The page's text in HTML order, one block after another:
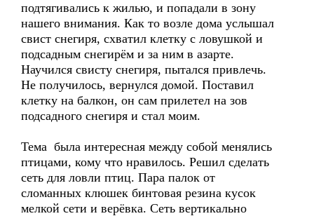
подтягивались к жилью, и попадали в зону
нашего внимания. Как то возле дома услышал
свист снегиря, схватил клетку с ловушкой и
подсадным снегирём и за ним в азарте.
Научился свисту снегиря, пытался привлечь.
Не получилось, вернулся домой. Поставил
клетку на балкон, он сам прилетел на зов
подсадного снегиря и стал моим.
Тема была интересная между собой менялись
птицами, кому что нравилось. Решил сделать
сеть для ловли птиц. Пара палок от
сломанных клюшек бинтовая резина кусок
мелкой сети и верёвка. Сеть вертикально